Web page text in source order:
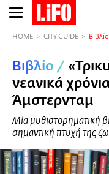
Παράκαμψη
προς
περιεχόμενο
HOME CITY GUIDE Βιβλίο
Βιβλίο /
νεανικά
Άμστερνταμ
Μία µυθιστορηµατική
σηµαντική πτυχή της